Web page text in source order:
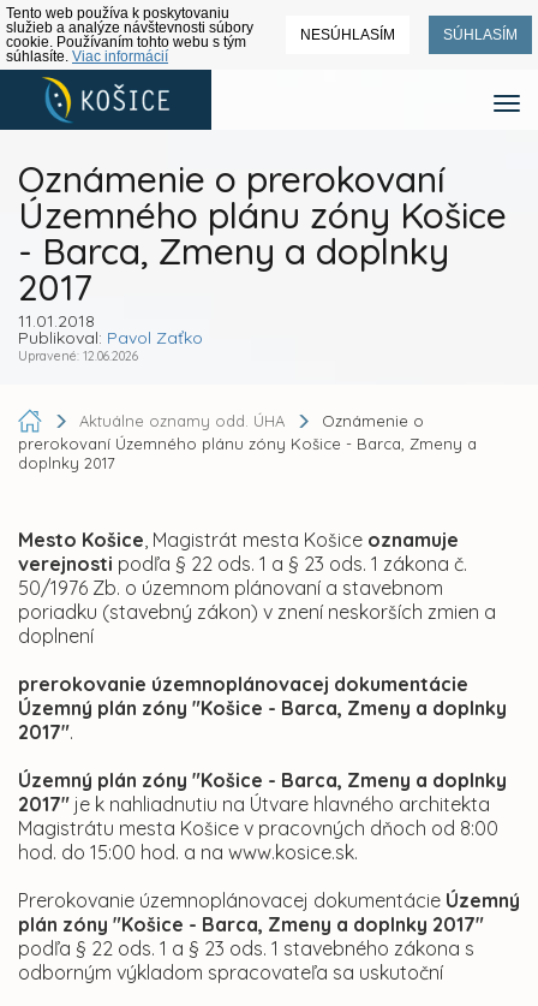
Tento web používa k poskytovaniu
služieb a analýze návštevnosti súbory
cookie. Používaním tohto webu s tým
súhlasíte. Viac informácií
NESÚHLASÍM SÚHLASÍM
Oznámenie o prerokovaní
Územného plánu zóny Košice
- Barca, Zmeny a doplnky
2017
11.01.2018
Publikoval: Pavol Zaťko
Upravené: 12.06.2026
Aktuálne oznamy odd. ÚHA
Oznámenie o
prerokovaní Územného plánu zóny Košice - Barca, Zmeny a
doplnky 2017
Mesto Košice , Magistrát mesta Košice oznamuje
verejnosti podľa § 22 ods. 1 a § 23 ods. 1 zákona č.
50/1976 Zb. o územnom plánovaní a stavebnom
poriadku (stavebný zákon) v znení neskorších zmien a
doplnení
prerokovanie územnoplánovacej dokumentácie
Územný plán zóny "Košice - Barca, Zmeny a doplnky
2017".
Územný plán zóny "Košice - Barca, Zmeny a doplnky
2017" je k nahliadnutiu na Útvare hlavného architekta
Magistrátu mesta Košice v pracovných dňoch od 8:00
hod. do 15:00 hod. a na www.kosice.sk.
Prerokovanie územnoplánovacej dokumentácie Územný
plán zóny "Košice - Barca, Zmeny a doplnky 2017"
podľa § 22 ods. 1 a § 23 ods. 1 stavebného zákona s
odborným výkladom spracovateľa sa uskutoční